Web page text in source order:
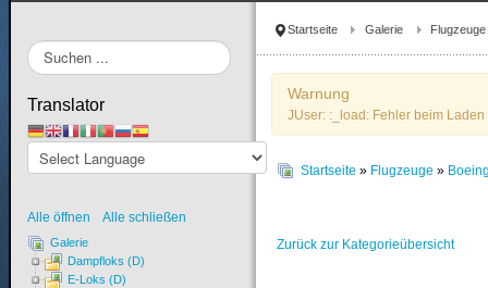
Startseite Galerie Flugzeuge
Warnung
JUser: :_load: Fehler beim
Startseite » Flugzeuge »
Zurück zur Kategorieübersicht
Suchen
...
Translator
Alle öffnen Alle schließen
Galerie
Dampfloks (D)
E-Loks (D)